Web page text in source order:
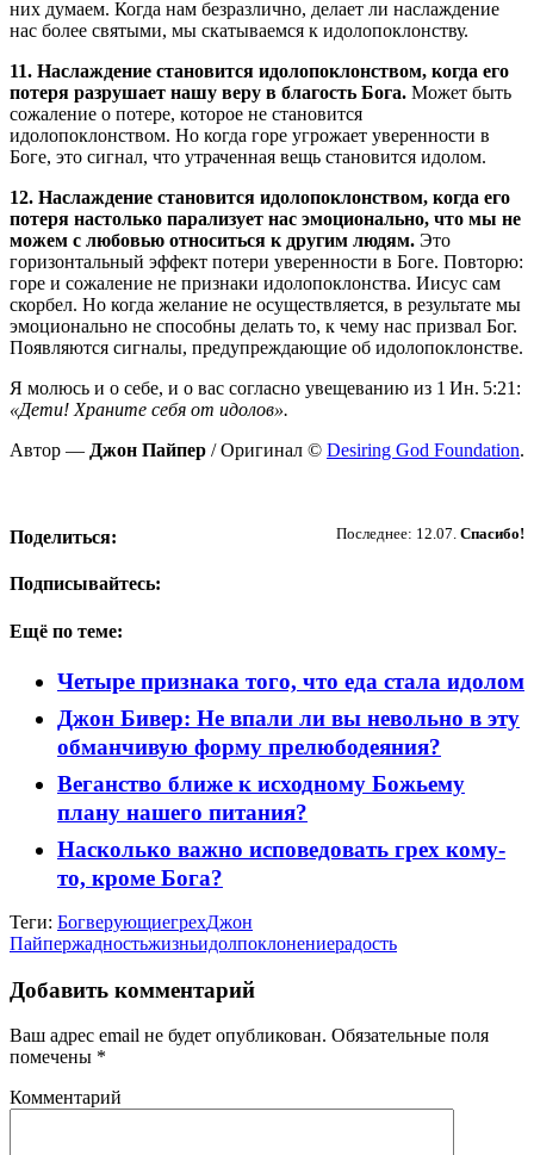
них думаем. Когда нам безразлично, делает ли наслаждение
нас более святыми, мы скатываемся к идолопоклонству.
11. Наслаждение становится идолопоклонством, когда его
потеря разрушает нашу веру в благость Бога. Может быть
сожаление о потере, которое не становится
идолопоклонством. Но когда горе угрожает уверенности в
Боге, это сигнал, что утраченная вещь становится идолом.
12. Наслаждение становится идолопоклонством, когда его
потеря настолько парализует нас эмоционально, что мы не
можем с любовью относиться к другим людям. Это
горизонтальный эффект потери уверенности в Боге. Повторю:
горе и сожаление не признаки идолопоклонства. Иисус сам
скорбел. Но когда желание не осуществляется, в результате мы
эмоционально не способны делать то, к чему нас призвал Бог.
Появляются сигналы, предупреждающие об идолопоклонстве.
Я молюсь и о себе, и о вас согласно увещеванию из 1 Ин. 5:21:
«Дети! Храните себя от идолов».
Автор — Джон Пайпер / Оригинал © Desiring God Foundation.
Последнее: 12.07. Спасибо!
Поделиться:
Подписывайтесь:
Ещё по теме:
Четыре признака того, что еда стала идолом
Джон Бивер: Не впали ли вы невольно в эту
обманчивую форму прелюбодеяния?
Веганство ближе к исходному Божьему
плану нашего питания?
Насколько важно исповедовать грех кому-
то, кроме Бога?
Теги: БогверующиегрехДжон
Пайпержадностьжизньидолпоклонениерадость
Добавить комментарий
Ваш адрес email не будет опубликован. Обязательные поля
помечены *
Комментарий